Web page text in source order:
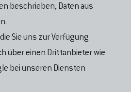
beschrieben, Daten aus
Sie uns zur Verfügung
über einen Drittanbieter wie
bei unseren Diensten